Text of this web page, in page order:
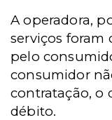
A operadora,
serviços foram
pelo
consumidor
contratação, o
débito.